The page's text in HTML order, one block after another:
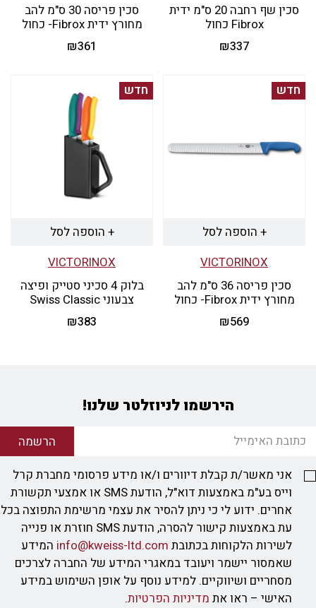
סכין שף רחבה 20 ס"מ ידית
Fibrox כחול
₪337
סכין פריסה 30 ס"מ להב
מחורץ ידית Fibrox- כחול
₪361
חדש
+ הוספה לסל
VICTORINOX
סכין פריסה 36 ס"מ להב
מחורץ ידית Fibrox- כחול
₪569
חדש
+ הוספה לסל
VICTORINOX
בלוק 4 סכיני סטייק ופיצה
צבעוני Swiss Classic
₪383
הירשמו לניוזלטר שלנו!
הרשמה
אני מאשר/ת קבלת דיוורים ו/או מידע פרסומי מחברת קרל
וייס בע"מ באמצעות דוא"ל, הודעת SMS או אמצעי תקשורת
אחרים. ידוע לי כי ניתן להסיר את עצמי מרשימת התפוצה בכל
עת באמצעות קישור להסרה, הודעת SMS חוזרת או פנייה
לשירות הלקוחות בכתובת info@kweiss-ltd.com המידע
שאמסור יישמר ויעובד במאגרי המידע של החברה לצרכים
מסחריים ושיווקיים. למידע נוסף על אופן השימוש במידע
האישי – ראו את מדיניות הפרטיות.